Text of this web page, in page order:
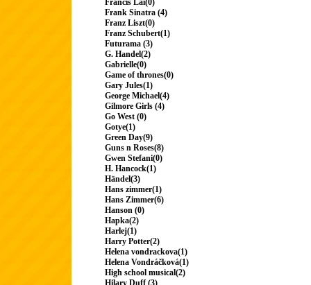
Francis Lai(0)
Frank Sinatra (4)
Franz Liszt(0)
Franz Schubert(1)
Futurama (3)
G. Handel(2)
Gabrielle(0)
Game of thrones(0)
Gary Jules(1)
George Michael(4)
Gilmore Girls (4)
Go West (0)
Gotye(1)
Green Day(9)
Guns n Roses(8)
Gwen Stefani(0)
H. Hancock(1)
Händel(3)
Hans zimmer(1)
Hans Zimmer(6)
Hanson (0)
Hapka(2)
Harlej(1)
Harry Potter(2)
Helena vondrackova(1)
Helena Vondráčková(1)
High school musical(2)
Hilary Duff (3)